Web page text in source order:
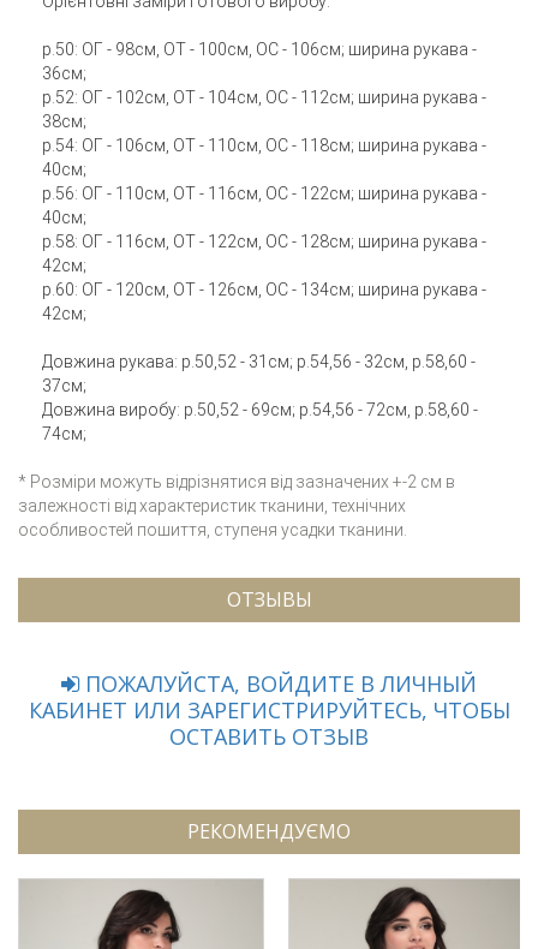
р.50: ОГ - 98см, ОТ - 100см, ОС - 106см; ширина рукава -
36см;
р.52: ОГ - 102см, ОТ - 104см, ОС - 112см; ширина рукава -
38см;
р.54: ОГ - 106см, ОТ - 110см, ОС - 118см; ширина рукава -
40см;
р.56: ОГ - 110см, ОТ - 116см, ОС - 122см; ширина рукава -
40см;
р.58: ОГ - 116см, ОТ - 122см, ОС - 128см; ширина рукава -
42см;
р.60: ОГ - 120см, ОТ - 126см, ОС - 134см; ширина рукава -
42см;
Довжина рукава: р.50,52 - 31см; р.54,56 - 32см, р.58,60 -
37см;
Довжина виробу: р.50,52 - 69см; р.54,56 - 72см, р.58,60 -
74см;
* Розміри можуть відрізнятися від зазначених +-2 см в
залежності від характеристик тканини, технічних
особливостей пошиття, ступеня усадки тканини.
ОТЗЫВЫ
ПОЖАЛУЙСТА, ВОЙДИТЕ В ЛИЧНЫЙ
КАБИНЕТ ИЛИ ЗАРЕГИСТРИРУЙТЕСЬ, ЧТОБЫ
ОСТАВИТЬ ОТЗЫВ
РЕКОМЕНДУЄМО